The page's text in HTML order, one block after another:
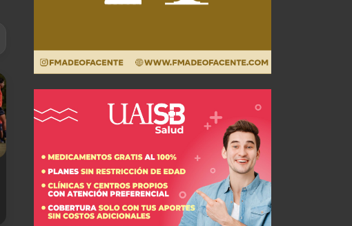
Iván Marcone: "La cinta de capitán es algo simbólico"
JUL 26, 2026